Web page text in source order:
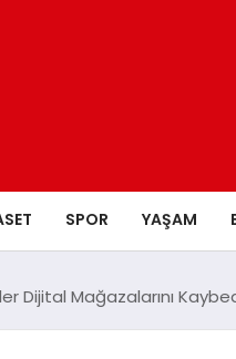
SPOR YAŞAM
Dijital Mağazalarını